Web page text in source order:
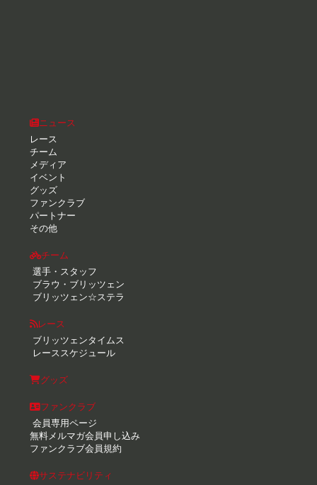
ニュース
レース
チーム
メディア
イベント
グッズ
ファンクラブ
パートナー
その他
チーム
選手・スタッフ
ブラウ・ブリッツェン
ブリッツェン☆ステラ
レース
ブリッツェンタイムス
レーススケジュール
グッズ
ファンクラブ
会員専用ページ
無料メルマガ会員申し込み
ファンクラブ会員規約
サステナビリティ